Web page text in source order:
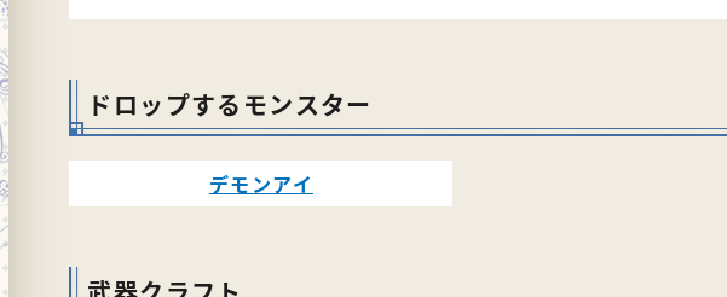
ドロップするモンスター
デモンアイ